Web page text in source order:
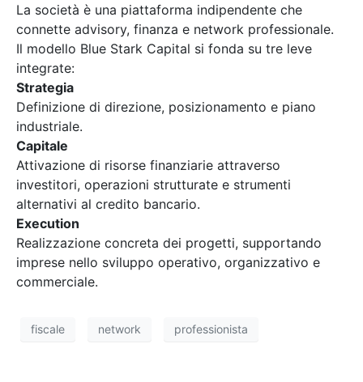
La società è una piattaforma indipendente che
connette advisory, finanza e network professionale.
Il modello Blue Stark Capital si fonda su tre leve
integrate:
Strategia
Definizione di direzione, posizionamento e piano
industriale.
Capitale
Attivazione di risorse finanziarie attraverso
investitori, operazioni strutturate e strumenti
alternativi al credito bancario.
Execution
Realizzazione concreta dei progetti, supportando
imprese nello sviluppo operativo, organizzativo e
commerciale.
fiscale network professionista